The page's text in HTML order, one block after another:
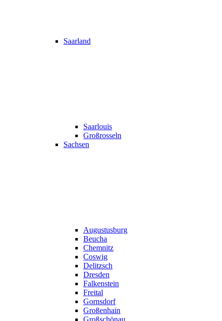
Saarland
Saarlouis
Großrosseln
Sachsen
Augustusburg
Beucha
Chemnitz
Coswig
Delitzsch
Dresden
Falkenstein
Freital
Gornsdorf
Großenhain
Großschönau